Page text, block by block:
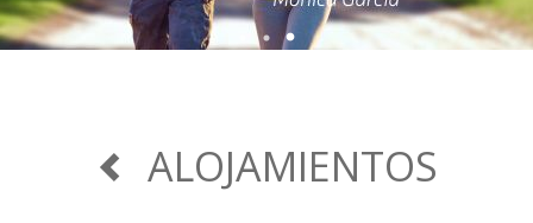
ALOJAMIENTOS